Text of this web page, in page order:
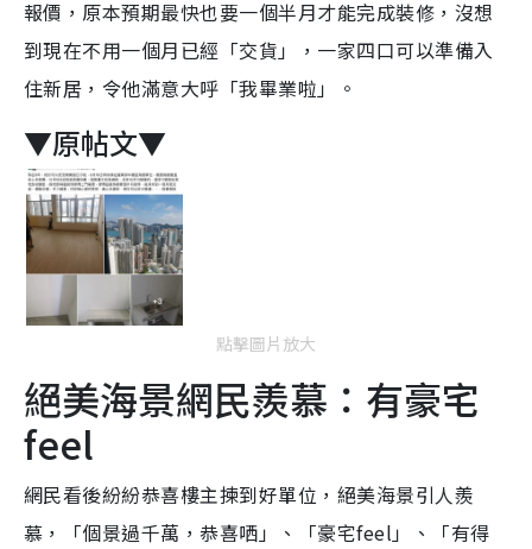
報價，原本預期最快也要一個半月才能完成裝修，沒想
到現在不用一個月已經「交貨」，一家四口可以準備入
住新居，令他滿意大呼「我畢業啦」。
▼原帖文▼
點擊圖片放大
絕美海景網民羨慕：有豪宅
feel
網民看後紛紛恭喜樓主揀到好單位，絕美海景引人羨
慕，「個景過千萬，恭喜哂」、「豪宅feel」、「有得